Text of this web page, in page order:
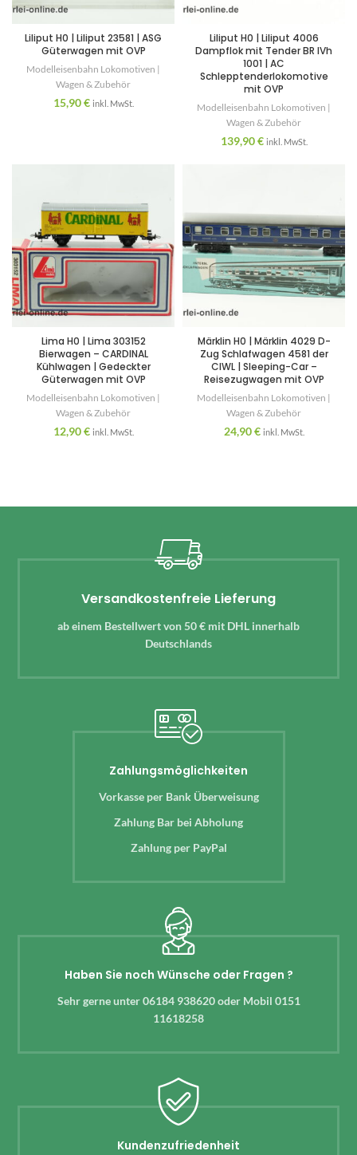
Liliput H0 | Liliput 23581 | ASG
Güterwagen mit OVP
Modelleisenbahn Lokomotiven |
Wagen & Zubehör
15,90€ inkl. MwSt.
Liliput H0 | Liliput 4006
Dampflok mit Tender BR IVh
1001 | AC
Schlepptenderlokomotive
mit OVP
Modelleisenbahn Lokomotiven |
Wagen & Zubehör
139,90€ inkl. MwSt.
Lima H0 | Lima 303152
Bierwagen – CARDINAL
Kühlwagen | Gedeckter
Güterwagen mit OVP
Modelleisenbahn Lokomotiven |
Wagen & Zubehör
12,90€ inkl. MwSt.
Märklin H0 | Märklin 4029 D-
Zug Schlafwagen 4581 der
CIWL | Sleeping-Car –
Reisezugwagen mit OVP
Modelleisenbahn Lokomotiven |
Wagen & Zubehör
24,90€ inkl. MwSt.
Versandkostenfreie Lieferung
ab einem Bestellwert von 50 € mit DHL innerhalb
Deutschlands
Zahlungsmöglichkeiten
Vorkasse per Bank Überweisung
Zahlung Bar bei Abholung
Zahlung per PayPal
Haben Sie noch Wünsche oder Fragen ?
Sehr gerne unter 06184 938620 oder Mobil 0151
11618258
Kundenzufriedenheit